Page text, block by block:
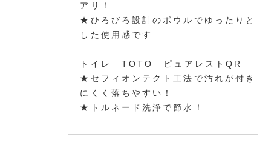
アリ！
★ひろびろ設計のボウルでゆったりと
した使用感です
トイレ TOTO ピュアレストQR
★セフィオンテクト工法で汚れが付き
にくく落ちやすい！
★トルネード洗浄で節水！